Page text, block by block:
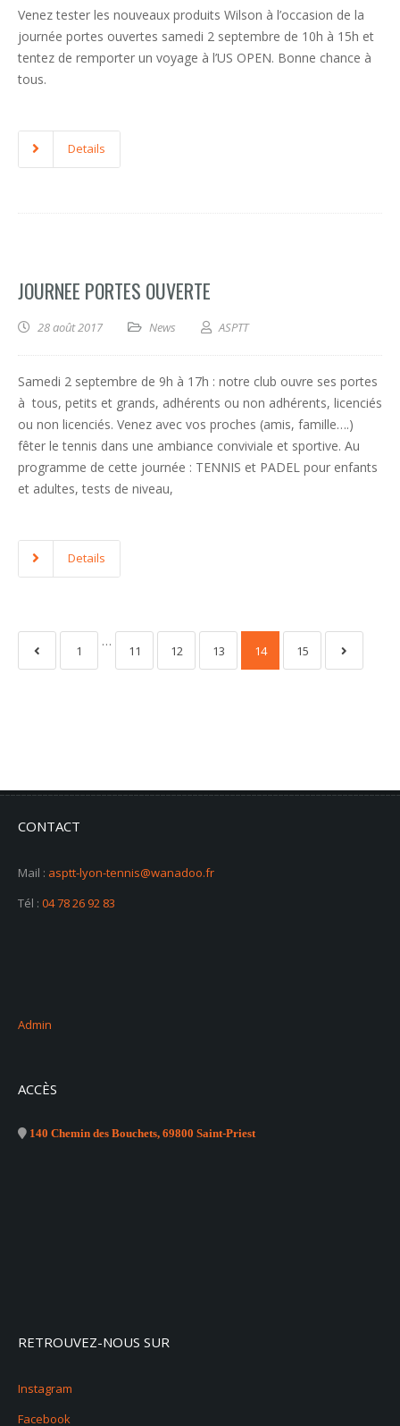
Venez tester les nouveaux produits Wilson à l’occasion de la
journée portes ouvertes samedi 2 septembre de 10h à 15h et
tentez de remporter un voyage à l’US OPEN. Bonne chance à
tous.
Details
JOURNEE PORTES OUVERTE
28 août 2017 News ASPTT
Samedi 2 septembre de 9h à 17h : notre club ouvre ses portes
à tous, petits et grands, adhérents ou non adhérents, licenciés
ou non licenciés. Venez avec vos proches (amis, famille….)
fêter le tennis dans une ambiance conviviale et sportive. Au
programme de cette journée : TENNIS et PADEL pour enfants
et adultes, tests de niveau,
Details
1
…
11 12 13 14 15
CONTACT
Mail : asptt-lyon-tennis@wanadoo.fr
Tél : 04 78 26 92 83
Admin
ACCÈS
140 Chemin des Bouchets, 69800 Saint-Priest
RETROUVEZ-NOUS SUR
Instagram
Facebook